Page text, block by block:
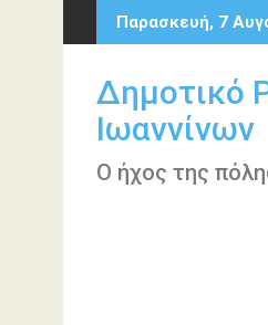
Περάστε
στο
Παρασκευή, 7
Δημοτικό
Ιωαννίνων
Ο ήχος της